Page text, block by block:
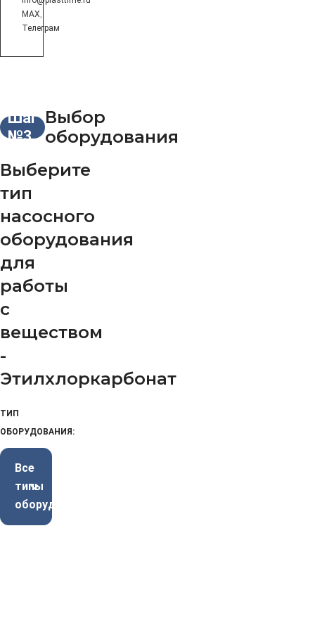
MAX,
Телеграм
Шаг
№3
Выбор
оборудования
Выберите
тип
насосного
оборудования
для
работы
с
веществом
-
Этилхлоркарбонат
ТИП
ОБОРУДОВАНИЯ:
Все
типы
оборудования